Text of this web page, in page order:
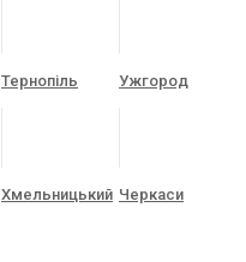
Тернопіль Ужгород
Хмельницький Черкаси